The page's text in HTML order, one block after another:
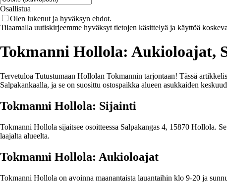
Osallistua
Olen lukenut ja hyväksyn ehdot.
Tilaamalla uutiskirjeemme hyväksyt tietojen käsittelyä ja käyttöä
Tokmanni Hollola: Aukioloajat,
Tervetuloa Tutustumaan Hollolan Tokmannin tarjontaan! Tässä
Salpakankaalla, ja se on suosittu ostospaikka alueen asukkaiden
Tokmanni Hollola: Sijainti
Tokmanni Hollola sijaitsee osoitteessa Salpakangas 4, 15870 Hollola.
laajalta alueelta.
Tokmanni Hollola: Aukioloajat
Tokmanni Hollola on avoinna maanantaista lauantaihin klo 9-20 ja